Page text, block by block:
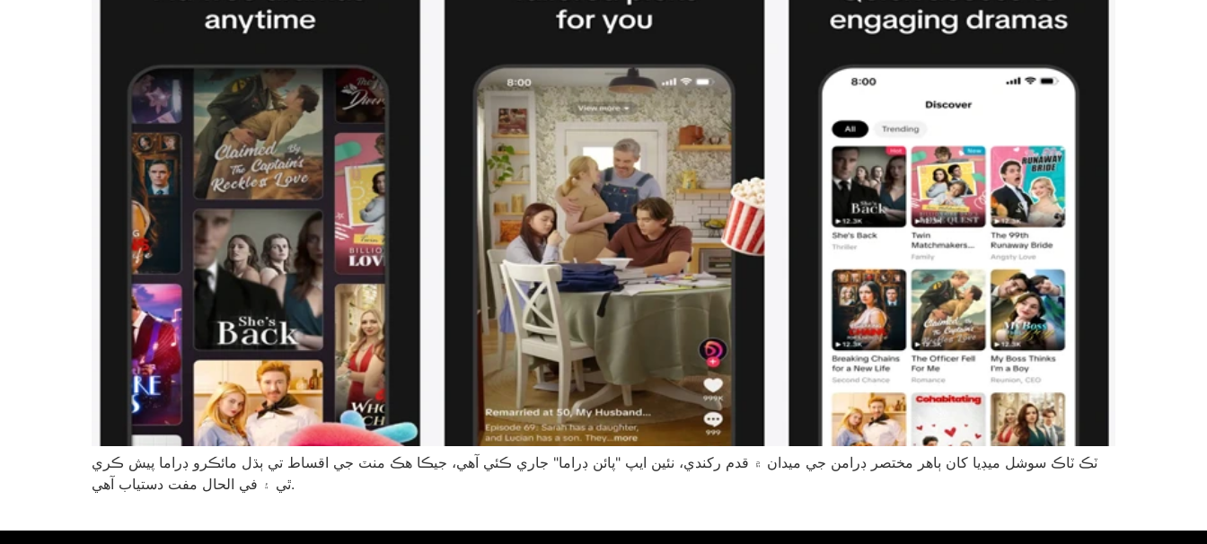
ٽڪ ٽاڪ سوشل ميڊيا کان ٻاهر مختصر ڊرامن جي ميدان ۾ قدم رکندي، نئين ايپ "پائن ڊراما" جاري ڪئي آهي، جيڪا هڪ منٽ جي اقساط تي ٻڌل مائڪرو ڊراما پيش ڪري
ٿي ۽ في الحال مفت دستياب آهي.